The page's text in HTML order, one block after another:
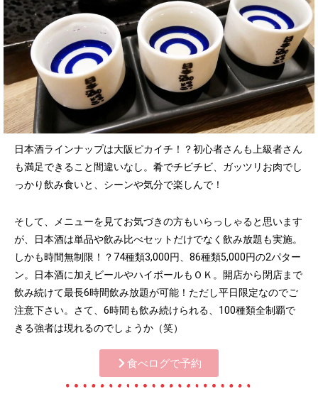
日本酒ラインナップは大阪ピカイチ！？初心者さんも上級者さん
も満足できること間違いなし。肴でチビチビ、ガッツリお肉でし
っかり飲み食いと、シーンや気分で楽しんで！
そして、メニューを見てお気づきの方もいらっしゃると思います
が、日本酒は単品や飲み比べセットだけでなく飲み放題も実施。
しかも時間無制限！？74種類3,000円、86種類5,000円の2パター
ン。日本酒に加えビールやハイボールもＯＫ。開店から閉店まで
飲み続けて最長6時間飲み放題が可能！ただし平日限定なのでご
注意下さい。さて、6時間も飲み続けられる、100種類全制覇で
きる強者は現れるのでしょうか（笑）
食べログで予約